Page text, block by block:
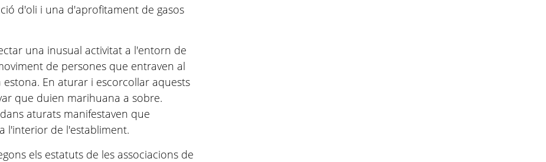
d'oli i una d'aprofitament de gasos
una inusual activitat a l'entorn de
de persones que entraven al
En aturar i escorcollar aquests
que duien marihuana a sobre.
aturats manifestaven que
l'interior de l'establiment.
els estatuts de les associacions de